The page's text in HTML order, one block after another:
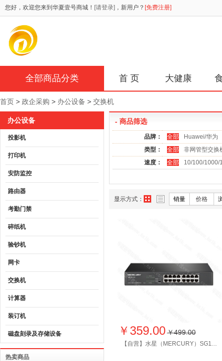
您好，欢迎您来到华夏壹号商城！ [请登录] ，新用户？ [免费注册]
全部商品分类 首 页 大健康
首页 > 政企采购 > 办公设备 > 交换机
- 商品筛选
品牌： 全部
Huawei/华为
类型：
全部
非网管型交换
速度：
全部 10/100/1000/
显示方式： 销量 价格
￥359.00￥499.00
【自营】水星（MERCURY）SG116D 16口千兆交换机 钢壳桌面式
办公设备
投影机
打印机
安防监控
路由器
考勤门禁
碎纸机
验钞机
网卡
交换机
计算器
装订机
磁盘刻录及存储设备
热卖商品